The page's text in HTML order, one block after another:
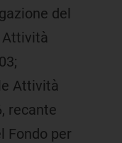
del
Attività
Attività
recante
Fondo per